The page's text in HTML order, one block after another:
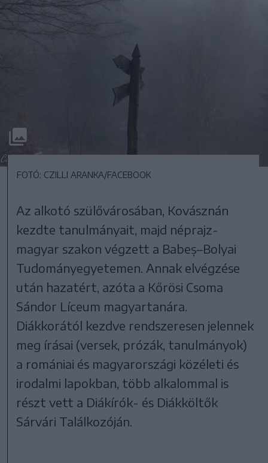
FOTÓ: CZILLI ARANKA/FACEBOOK
Az alkotó szülővárosában, Kovásznán
kezdte tanulmányait, majd néprajz-
magyar szakon végzett a Babeș–Bolyai
Tudományegyetemen. Annak elvégzése
után hazatért, azóta a Kőrösi Csoma
Sándor Líceum magyartanára.
Diákkorától kezdve rendszeresen jelennek
meg írásai (versek, prózák, tanulmányok)
a romániai és magyarországi közéleti és
irodalmi lapokban, több alkalommal is
részt vett a Diákírók- és Diákköltők
Sárvári Találkozóján.